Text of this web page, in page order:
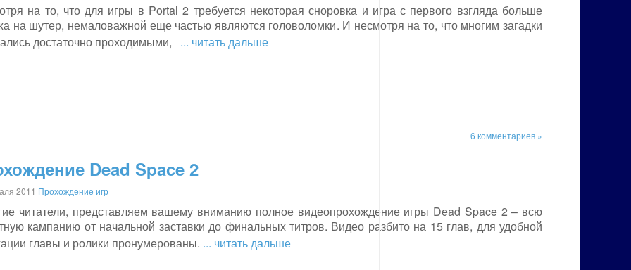
на то, что для игры в Portal 2 требуется некоторая сноровка и игра с первого взгляда больше
на шутер, немаловажной еще частью являются головоломки. И несмотря на то, что многим загадки
достаточно проходимыми, ... читать дальше
6 комментариев »
Dead Space 2
2011 Прохождение игр
читатели, представляем вашему вниманию полное видеопрохождение игры Dead Space 2 – всю
кампанию от начальной заставки до финальных титров. Видео разбито на 15 глав, для удобной
главы и ролики пронумерованы. ... читать дальше